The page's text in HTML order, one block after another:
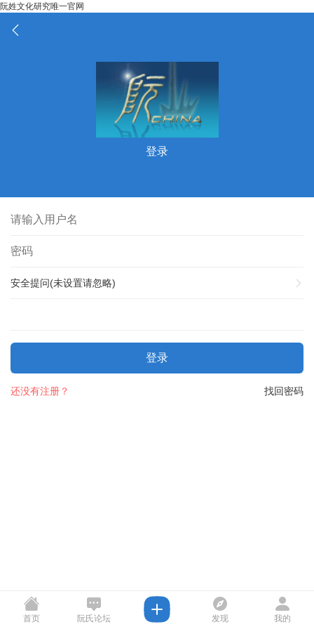
阮姓文化研究唯一官网
登录
安全提问(未设置请忽略)
登录
找回密码
还没有注册？
首页 阮氏论坛 发现 我的